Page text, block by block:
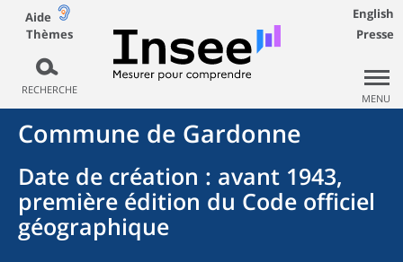
Aide
Thèmes
RECHERCHE
English
Presse
MENU
Commune de Gardonne
Date de création : avant 1943,
première édition du Code officiel
géographique